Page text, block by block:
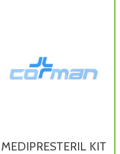
MEDIPRESTERIL KIT